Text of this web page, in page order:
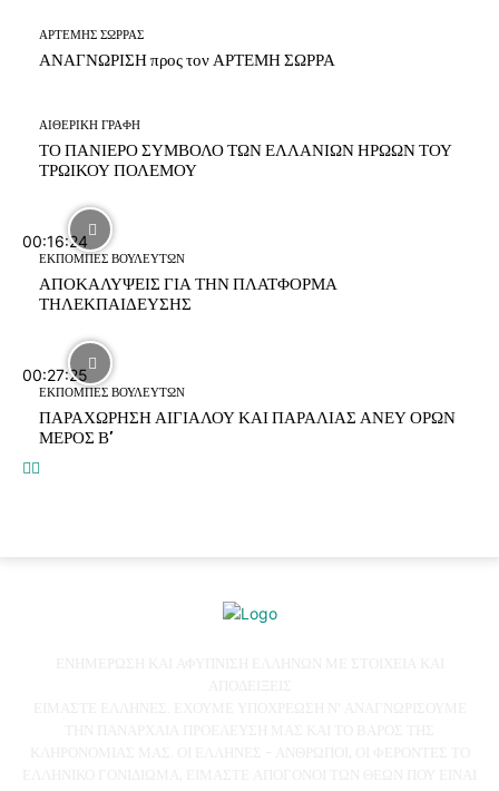
ΑΡΤΕΜΗΣ ΣΩΡΡΑΣ
ΑΝΑΓΝΩΡΙΣΗ προς τον ΑΡΤΕΜΗ ΣΩΡΡΑ
ΑΙΘΕΡΙΚΗ ΓΡΑΦΗ
ΤΟ ΠΑΝΙΕΡΟ ΣΥΜΒΟΛΟ ΤΩΝ ΕΛΛΑΝΙΩΝ ΗΡΩΩΝ ΤΟΥ
ΤΡΩΙΚΟΥ ΠΟΛΕΜΟΥ
00:16:24
ΕΚΠΟΜΠΕΣ ΒΟΥΛΕΥΤΩΝ
ΑΠΟΚΑΛΥΨΕΙΣ ΓΙΑ ΤΗΝ ΠΛΑΤΦΟΡΜΑ
ΤΗΛΕΚΠΑΙΔΕΥΣΗΣ
00:27:25
ΕΚΠΟΜΠΕΣ ΒΟΥΛΕΥΤΩΝ
ΠΑΡΑΧΩΡΗΣΗ ΑΙΓΙΑΛΟΥ ΚΑΙ ΠΑΡΑΛΙΑΣ ΑΝΕΥ ΟΡΩΝ
ΜΕΡΟΣ Β’